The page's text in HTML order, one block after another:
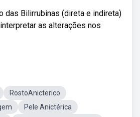
das Bilirrubinas (direta e indireta)
as alterações nos
RostoAnicterico
Pele Anictérica